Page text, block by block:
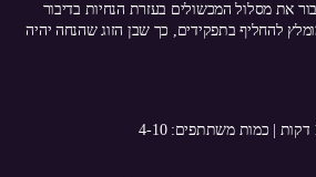
את מסלול המכשולים בעזרת הנחיות בדיבור
להחליף בתפקידים, כך שבן הזוג שהנחה יהיה